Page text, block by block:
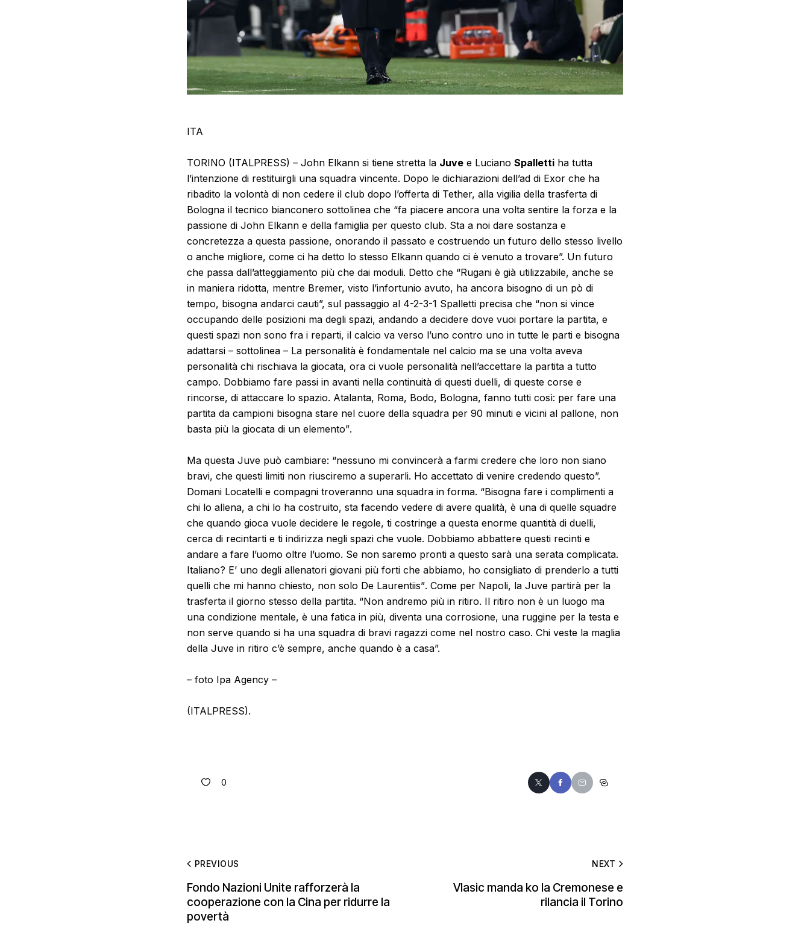
ITA
TORINO (ITALPRESS) – John Elkann si tiene stretta la Juvee Luciano Spallettiha tutta
l’intenzione di restituirgli una squadra vincente. Dopo le dichiarazioni dell’ad di Exor che ha
ribadito la volontà di non cedere il club dopo l’offerta di Tether, alla vigilia della trasferta di
Bologna il tecnico bianconero sottolinea che“fa piacere ancora una volta sentire la forza e la
passione di John Elkann e della famiglia per questo club. Sta a noi dare sostanza e
concretezza a questa passione, onorando il passato e costruendo un futuro dello stesso livello
o anche migliore, come ci ha detto lo stesso Elkann quando ci è venuto a trovare”. Un futuro
che passa dall’atteggiamento più che dai moduli. Detto che “Rugani è già utilizzabile, anche se
in maniera ridotta, mentre Bremer, visto l’infortunio avuto, ha ancora bisogno di un pò di
tempo, bisogna andarci cauti”, sul passaggio al 4-2-3-1 Spalletti precisa che “non si vince
occupando delle posizioni ma degli spazi, andando a decidere dove vuoi portare la partita, e
questi spazi non sono fra i reparti, il calcio va verso l’uno contro uno in tutte le parti e bisogna
adattarsi– sottolinea – La personalità è fondamentale nel calcio ma se una volta aveva
personalità chi rischiava la giocata, ora ci vuole personalità nell’accettare la partita a tutto
campo. Dobbiamo fare passi in avanti nella continuità di questi duelli, di queste corse e
rincorse, di attaccare lo spazio. Atalanta, Roma, Bodo, Bologna, fanno tutti così: per fare una
partita da campioni bisogna stare nel cuore della squadra per 90 minuti e vicini al pallone, non
basta più la giocata di un elemento”.
Ma questa Juve può cambiare: “nessuno mi convincerà a farmi credere che loro non siano
bravi, che questi limiti non riusciremo a superarli. Ho accettato di venire credendo questo”.
Domani Locatelli e compagni troveranno una squadra in forma. “Bisogna fare i complimenti a
chi lo allena, a chi lo ha costruito, sta facendo vedere di avere qualità, è una di quelle squadre
che quando gioca vuole decidere le regole, ti costringe a questa enorme quantità di duelli,
cerca di recintarti e ti indirizza negli spazi che vuole. Dobbiamo abbattere questi recinti e
andare a fare l’uomo oltre l’uomo. Se non saremo pronti a questo sarà una serata complicata.
Italiano? E’ uno degli allenatori giovani più forti che abbiamo, ho consigliato di prenderlo a tutti
quelli che mi hanno chiesto, non solo De Laurentiis”. Come per Napoli, la Juve partirà per la
trasferta il giorno stesso della partita. “Non andremo più in ritiro. Il ritiro non è un luogo ma
una condizione mentale, è una fatica in più, diventa una corrosione, una ruggine per la testa e
non serve quando si ha una squadra di bravi ragazzi come nel nostro caso. Chi veste la maglia
della Juve in ritiro c’è sempre, anche quando è a casa”.
– foto Ipa Agency –
(ITALPRESS).
0
PREVIOUS
Fondo Nazioni Unite rafforzerà la
cooperazione con la Cina per ridurre la
povertà
NEXT
Vlasic manda ko la Cremonese e
rilancia il Torino